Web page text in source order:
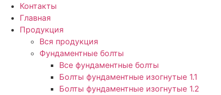
Контакты
Главная
Продукция
Вся продукция
Фундаментные болты
Все фундаментные болты
Болты фундаментные изогнутые 1.1
Болты фундаментные изогнутые 1.2